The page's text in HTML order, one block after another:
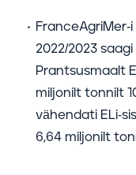
FranceAgriMer-
2022/2023
Prantsusmaalt
miljonilt tonnilt
vähendati ELi-
6,64 miljonilt